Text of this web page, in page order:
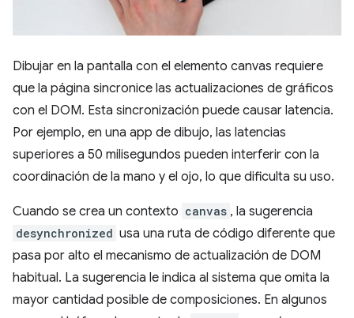
Dibujar en la pantalla con el elemento canvas requiere
que la página sincronice las actualizaciones de gráficos
con el DOM. Esta sincronización puede causar latencia.
Por ejemplo, en una app de dibujo, las latencias
superiores a 50 milisegundos pueden interferir con la
coordinación de la mano y el ojo, lo que dificulta su uso.
Cuando se crea un contexto canvas , la sugerencia
desynchronized usa una ruta de código diferente que
pasa por alto el mecanismo de actualización de DOM
habitual. La sugerencia le indica al sistema que omita la
mayor cantidad posible de composiciones. En algunos